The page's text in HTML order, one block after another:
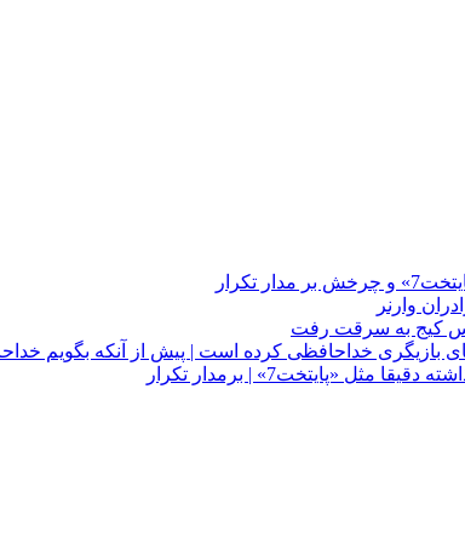
تکرار
بازیگری خداحافظی کرده است | پیش از آنکه بگویم
| برمدار تکرار